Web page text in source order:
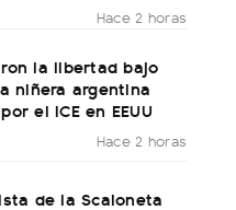
Hace 2 horas
la libertad bajo
niñera argentina
el ICE en EEUU
Hace 2 horas
de la Scaloneta